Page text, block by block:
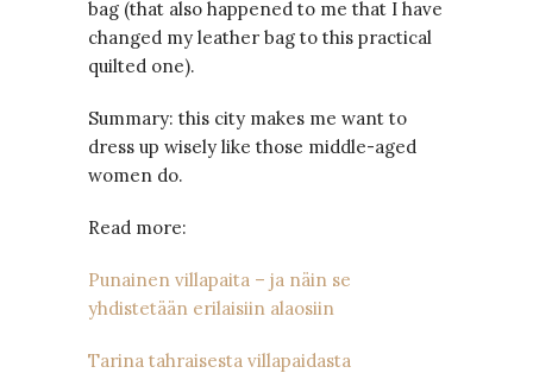
bag (that also happened to me that I have
changed my leather bag to this practical
quilted one).
Summary: this city makes me want to
dress up wisely like those middle-aged
women do.
Read more:
Punainen villapaita – ja näin se
yhdistetään erilaisiin alaosiin
Tarina tahraisesta villapaidasta